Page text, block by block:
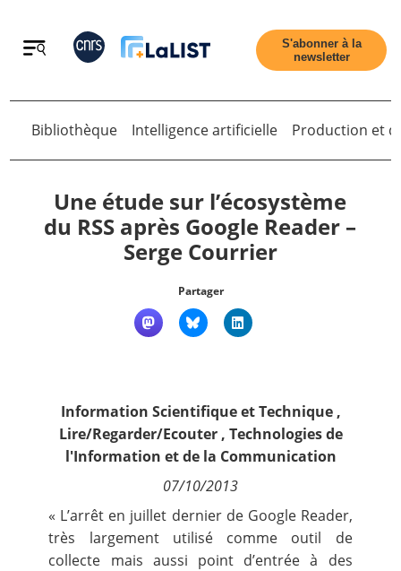
Retour
Contact
Nous suivre
S'abonner à la
newsletter
Retour
Bibliothèque Intelligence artificielle Production et
Une étude sur l’écosystème
du RSS après Google Reader –
Serge Courrier
Partager
Information Scientifique et Technique,
Lire/Regarder/Ecouter, Technologies de
l'Information et de la Communication
07/10/2013
« L’arrêt en juillet dernier de Google Reader,
très largement utilisé comme outil de
collecte mais aussi point d’entrée à des